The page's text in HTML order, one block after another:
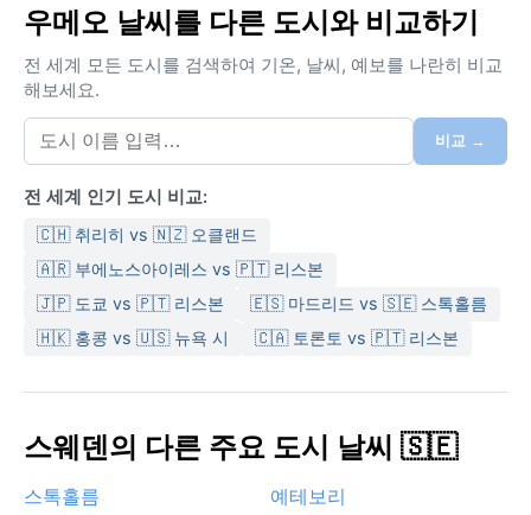
은 길고 혹독하여 11월부터 4월까지 눈이 쌓이고 기온은
영하 20도까지 내려가기도 한다. 반면 여름은 짧지만 비
교적 온화하며, 7월 평균 기온은 15도 안팎으로 햇살이
따사롭다. 강수량은 연중 고르게 분포하지만 대부분 눈으
로 내리므로 겨울철 습도는 낮은 편이다. 여름에는 낮 기
온이 20도를 넘는 날도 있으니 얇은 겉옷과 비옷을 준비
하고, 겨울에는 방한용 점퍼와 방수 부츠, 장갑이 필수다.
봄과 가을은 짧고 선선하여 중간 옷차림이 필요하다.
가장 방문하기 좋은 시기는 6월부터 8월까지의 여름이
다. 백야 현상 덕분에 해가 지지 않는 듯한 낭만적인 저녁
을 즐길 수 있고, 기온도 활동하기에 쾌적하다. 겨울에는
북극권 근처의 오로라를 관찰할 기회가 있지만, 심한 한
양에서 불어오는 저기압이 강한 바람과 습기를 몰고 오기
도 한다. 눈과 얼음이 도시 전체를 감싸는 움에의 겨울은
그 자체로 독특한 경험을 선사한다.
우메오 날씨를 다른 도시와 비교하기
전 세계 모든 도시를 검색하여 기온, 날씨, 예보를 나란히 비교
해보세요.
비교 →
전 세계 인기 도시 비교:
🇨🇭 취리히 vs 🇳🇿 오클랜드
🇦🇷 부에노스아이레스 vs 🇵🇹 리스본
🇯🇵 도쿄 vs 🇵🇹 리스본
🇪🇸 마드리드 vs 🇸🇪 스톡홀름
🇭🇰 홍콩 vs 🇺🇸 뉴욕 시
🇨🇦 토론토 vs 🇵🇹 리스본
스웨덴의 다른 주요 도시 날씨 🇸🇪
스톡홀름
예테보리